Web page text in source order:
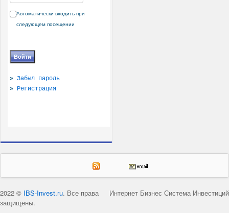
Автоматически входить при
следующем посещении
» Забыл пароль
» Регистрация
Интернет Бизнес Система Инвестиций
2022 © IBS-Invest.ru. Все права
защищены.